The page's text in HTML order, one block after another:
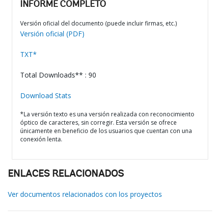
INFORME COMPLETO
Versión oficial del documento (puede incluir firmas, etc.)
Versión oficial (PDF)
TXT*
Total Downloads** : 90
Download Stats
*La versión texto es una versión realizada con reconocimiento
óptico de caracteres, sin corregir. Esta versión se ofrece
únicamente en beneficio de los usuarios que cuentan con una
conexión lenta.
ENLACES RELACIONADOS
Ver documentos relacionados con los proyectos